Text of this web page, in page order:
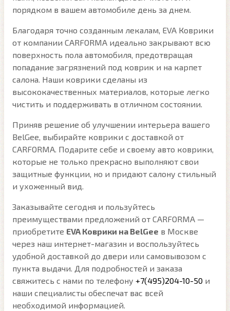
порядком в вашем автомобиле день за днем.
Благодаря точно созданным лекалам, EVA Коврики
от компании CARFORMA идеально закрывают всю
поверхность пола автомобиля, предотвращая
попадание загрязнений под коврик и на карпет
салона. Наши коврики сделаны из
высококачественных материалов, которые легко
чистить и поддерживать в отличном состоянии.
Приняв решение об улучшении интерьера вашего
BelGee, выбирайте коврики с доставкой от
CARFORMA. Подарите себе и своему авто коврики,
которые не только прекрасно выполняют свои
защитные функции, но и придают салону стильный
и ухоженный вид.
Заказывайте сегодня и пользуйтесь
преимуществами предложений от CARFORMA —
приобретите EVA Коврики на BelGee в Москве
через наш интернет-магазин и воспользуйтесь
удобной доставкой до двери или самовывозом с
пункта выдачи. Для подробностей и заказа
свяжитесь с нами по телефону +7(495)204-10-50 и
наши специалисты обеспечат вас всей
необходимой информацией.